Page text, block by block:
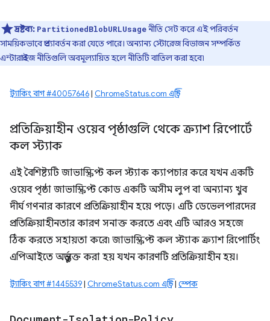
দ্রষ্টব্য: PartitionedBlobURLUsageনীতি সেট করে এই পরিবর্তন
সাময়িকভাবে প্রত্যাবর্তন করা যেতে পারে। অন্যান্য স্টোরেজ বিভাজন সম্পর্কিত
এন্টারপ্রাইজ নীতিগুলি অবমূল্যায়িত হলে নীতিটি বাতিল করা হবে৷
ট্র্যাকিং বাগ #40057646| ChromeStatus.com এন্ট্রি
প্রতিক্রিয়াহীন ওয়েব পৃষ্ঠাগুলি থেকে ক্র্যাশ রিপোর্টে
কল স্ট্যাক
এই বৈশিষ্ট্যটি জাভাস্ক্রিপ্ট কল স্ট্যাক ক্যাপচার করে যখন একটি
ওয়েব পৃষ্ঠা জাভাস্ক্রিপ্ট কোড একটি অসীম লুপ বা অন্যান্য খুব
দীর্ঘ গণনার কারণে প্রতিক্রিয়াহীন হয়ে পড়ে। এটি ডেভেলপারদের
প্রতিক্রিয়াহীনতার কারণ সনাক্ত করতে এবং এটি আরও সহজে
ঠিক করতে সহায়তা করে৷ জাভাস্ক্রিপ্ট কল স্ট্যাক ক্র্যাশ রিপোর্টিং
এপিআইতে অন্তর্ভুক্ত করা হয় যখন কারণটি প্রতিক্রিয়াহীন হয়।
ট্র্যাকিং বাগ #1445539| ChromeStatus.com এন্ট্রি| স্পেক